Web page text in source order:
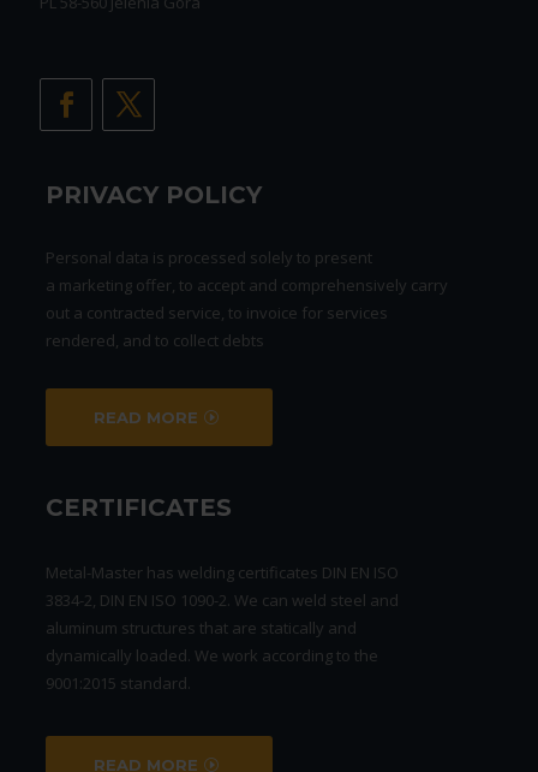
PRIVACY POLICY
Personal data is processed solely to present
a marketing offer, to accept and comprehensively carry
out a contracted service, to invoice for services
rendered, and to collect debts
READ MORE
CERTIFICATES
Metal-Master has welding certificates DIN EN ISO
3834-2, DIN EN ISO 1090-2. We can weld steel and
aluminum structures that are statically and
dynamically loaded. We work according to the
9001:2015 standard.
READ MORE